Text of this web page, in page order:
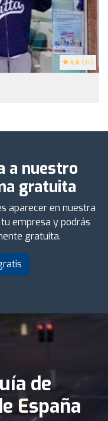
4.6 (34)
a nuestro
gratuita
aparecer en nuestra
empresa y podrás
gratuita.
de
España